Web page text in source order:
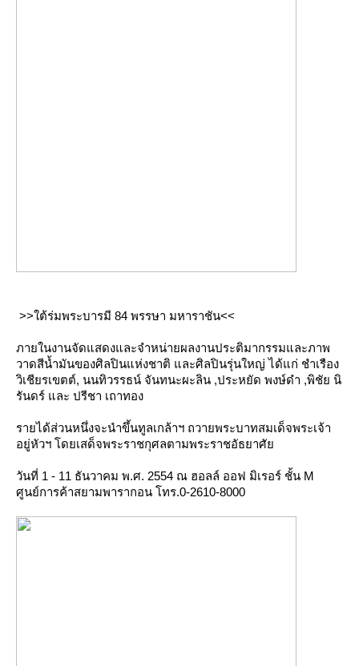
>>ใต้ร่มพระบารมี 84 พรรษา มหาราชัน<<
ภายในงานจัดแสดงและจำหน่ายผลงานประติมากรรมและภาพ
วาดสีน้ำมันของศิลปินแห่งชาติ และศิลปินรุ่นใหญ่ ได้แก่ ชำเรือง
วิเชียรเขตต์, นนทิวรรธน์ จันทนะผะลิน ,ประหยัด พงษ์ดำ ,พิชัย นิ
รันดร์ และ ปรีชา เถาทอง
รายได้ส่วนหนึ่งจะนำขึ้นทูลเกล้าฯ ถวายพระบาทสมเด็จพระเจ้า
อยู่หัวฯ โดยเสด็จพระราชกุศลตามพระราชอัธยาศั
วันที่ 1 - 11 ธันวาคม พ.ศ. 2554 ณ ฮอลล์ ออฟ มิเรอร์ ชั้น M
ศูนย์การค้าสยามพารากอน โทร.0-2610-8000